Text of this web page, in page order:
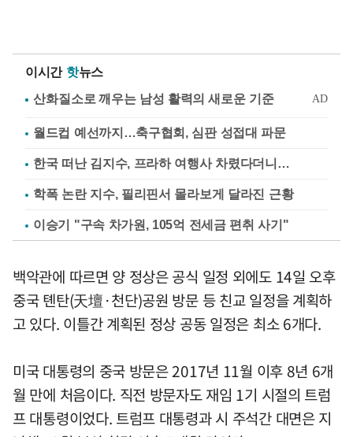
이시간 핫뉴스
월드컵 예선까지…축구협회, 심판 성접대 파문
한국 떠난 김지수, 프라하 여행사 차렸다더니…
학폭 논란 지수, 필리핀서 몰라보게 달라진 근황
이승기 "구속 차가원, 105억 전세금 편취 사기"
백악관에 따르면 양 정상은 공식 일정 외에도 14일 오후
중국 톈탄(天壇·천단)공원 방문 등 친교 일정을 계획하
고 있다. 이틀간 계획된 정상 공동 일정은 최소 6개다.
미국 대통령의 중국 방문은 2017년 11월 이후 8년 6개
월 만에 처음이다. 직전 방문자도 재임 1기 시절의 트럼
프 대통령이었다. 트럼프 대통령과 시 주석간 대면은 지